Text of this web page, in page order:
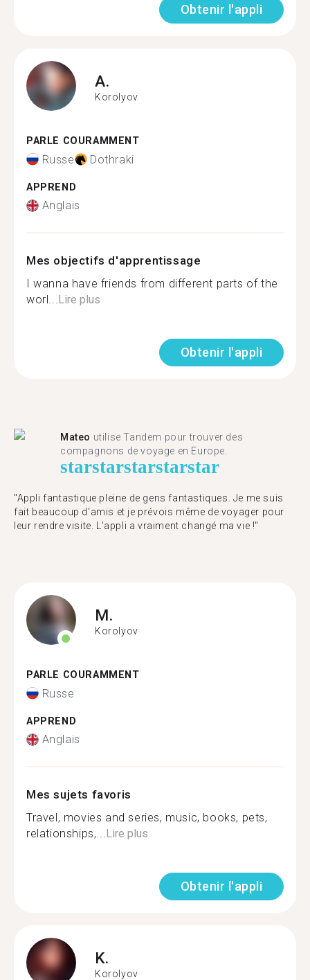
Obtenir l'appli
A.
Korolyov
PARLE COURAMMENT
Russe Dothraki
APPREND
Anglais
Mes objectifs d'apprentissage
I wanna have friends from different parts of the
worl...Lire plus
Obtenir l'appli
Mateo utilise Tandem pour trouver des
compagnons de voyage en Europe.
starstarstarstarstar
"Appli fantastique pleine de gens fantastiques. Je me suis
fait beaucoup d'amis et je prévois même de voyager pour
leur rendre visite. L'appli a vraiment changé ma vie !"
M.
Korolyov
PARLE COURAMMENT
Russe
APPREND
Anglais
Mes sujets favoris
Travel, movies and series, music, books, pets,
relationships,...Lire plus
Obtenir l'appli
K.
Korolyov